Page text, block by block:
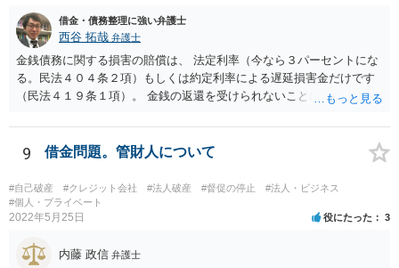
すが、それによって共有持分を取得できる可能性が高くなるのであれ
ば、他の共有者にとってもそれを支出するだけのメリットがあると思
います）。
借金・債務整理に強い弁護士
西谷 拓哉 弁護士
金銭債務に関する損害の賠償は、 法定利率（今なら３パーセントにな
る。民法４０４条２項）もしくは約定利率による遅延損害金だけです
（民法４１９条１項）。 金銭の返還を受けられないことにより何か損
まります。 なお、すでに他の弁護士が先に記載されたとおり、連帯保
証人に対する請求については、法定の要件を満たさない限り、連帯保
証契約として効力が生じません。弁護士の依頼の有無はこれを左右し
ないので、注意が必要です。
9 借金問題。管財人について
#自己破産 #クレジット会社 #法人破産 #督促の停止
#法人・ビジネス
#個人・プライベート
2022年5月25日 役にたった 3
内藤 政信 弁護士